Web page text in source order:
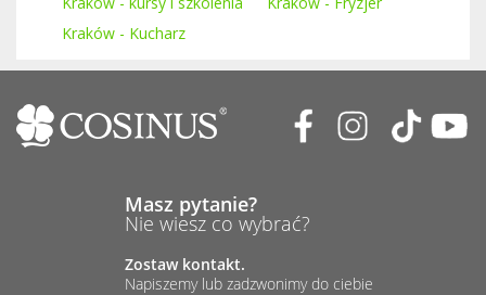
Kraków - Kucharz
Masz pytanie?
Nie wiesz co wybrać?
Zostaw kontakt.
Napiszemy lub zadzwonimy do ciebie